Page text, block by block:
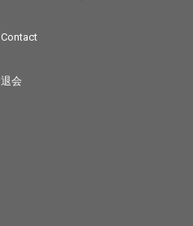
Contact
退会